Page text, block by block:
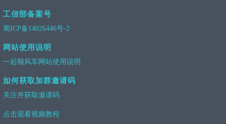
工信部备案号
蜀ICP备14026446号-2
网站使用说明
一起顺风车网站使用说明
如何获取加群邀请码
关注并获取邀请码
点击观看视频教程